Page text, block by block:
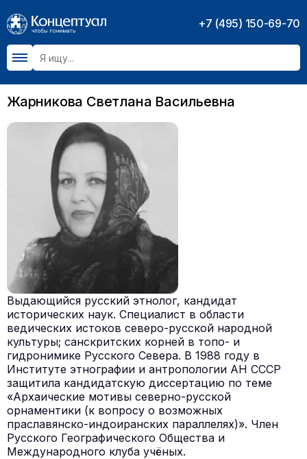
+7 (495) 150-69-70
Жарникова Светлана Васильевна
Выдающийся русский этнолог, кандидат
исторических наук. Специалист в области
ведических истоков северо-русской народной
культуры; санскритских корней в топо- и
гидронимике Русского Севера. В 1988 году в
Институте этнографии и антропологии АН СССР
защитила кандидатскую диссертацию по теме
«Архаические мотивы северно-русской
орнаментики (к вопросу о возможных
праславянско-индоиранских параллелях)». Член
Русского Географического Общества и
Международного клуба учёных.